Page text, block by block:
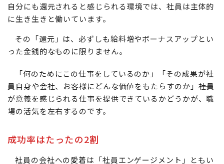
自分にも還元されると感じられる環境では、社員は主体的
に生き生きと働いています。
その「還元」は、必ずしも給料増やボーナスアップとい
った金銭的なものに限りません。
「何のためにこの仕事をしているのか」「その成果が社
員自身や会社、お客様にどんな価値をもたらすのか」――社員
場の活気を左右するのです。